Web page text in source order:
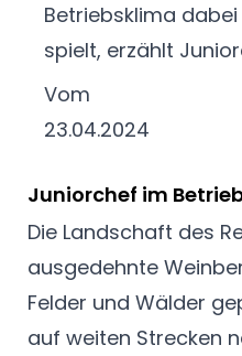
Betriebsklima
spielt, erzählt
Vom
23.04.2024
Juniorchef im
Die Landschaft des
ausgedehnte
Felder und Wälder
auf weiten Strecken